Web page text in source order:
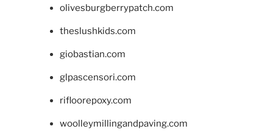
olivesburgberrypatch.com
theslushkids.com
giobastian.com
glpascensori.com
rifloorepoxy.com
woolleymillingandpaving.com